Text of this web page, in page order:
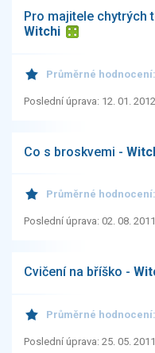
Pro majitele chytrých
Witchi
Průměrné hodnocení:
Poslední úprava: 12. 01. 2012
Co s broskvemi -
Průměrné hodnocení:
Poslední úprava: 02. 08. 2011
Cvičení na bříško -
Průměrné hodnocení:
Poslední úprava: 25. 05. 2011